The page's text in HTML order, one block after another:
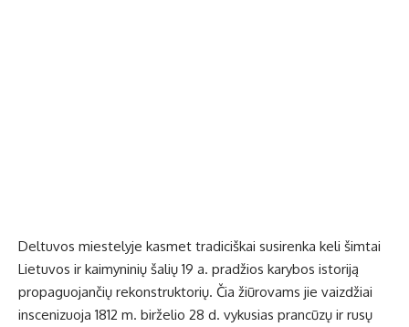
Deltuvos miestelyje kasmet tradiciškai susirenka keli šimtai
Lietuvos ir kaimyninių šalių 19 a. pradžios karybos istoriją
propaguojančių rekonstruktorių. Čia žiūrovams jie vaizdžiai
inscenizuoja 1812 m. birželio 28 d. vykusias prancūzų ir rusų